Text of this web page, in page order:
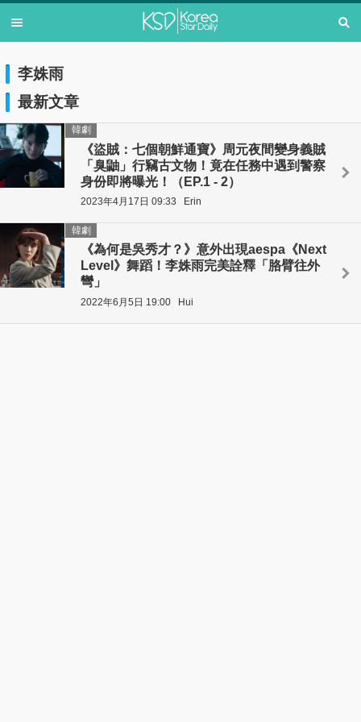
李姝雨
最新文章
《盜賊：七個朝鮮通寶》周元夜間變身義賊
「臭鼬」行竊古文物！竟在任務中遇到警察
身份即將曝光！（EP.1 - 2）
韓劇
2023年4月17日 09:33 Erin
《為何是吳秀才？》意外出現aespa《Next
Level》舞蹈！李姝雨完美詮釋「胳臂往外
彎」
韓劇
2022年6月5日 19:00 Hui